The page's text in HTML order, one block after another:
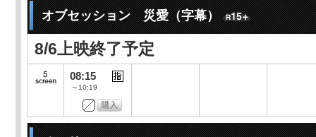
オブセッション 災愛（字幕）
8/6上映終了予定
08:15
～10:19